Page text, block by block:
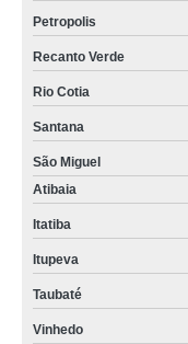
Petropolis
Recanto Verde
Rio Cotia
Santana
São Miguel
Atibaia
Itatiba
Itupeva
Taubaté
Vinhedo